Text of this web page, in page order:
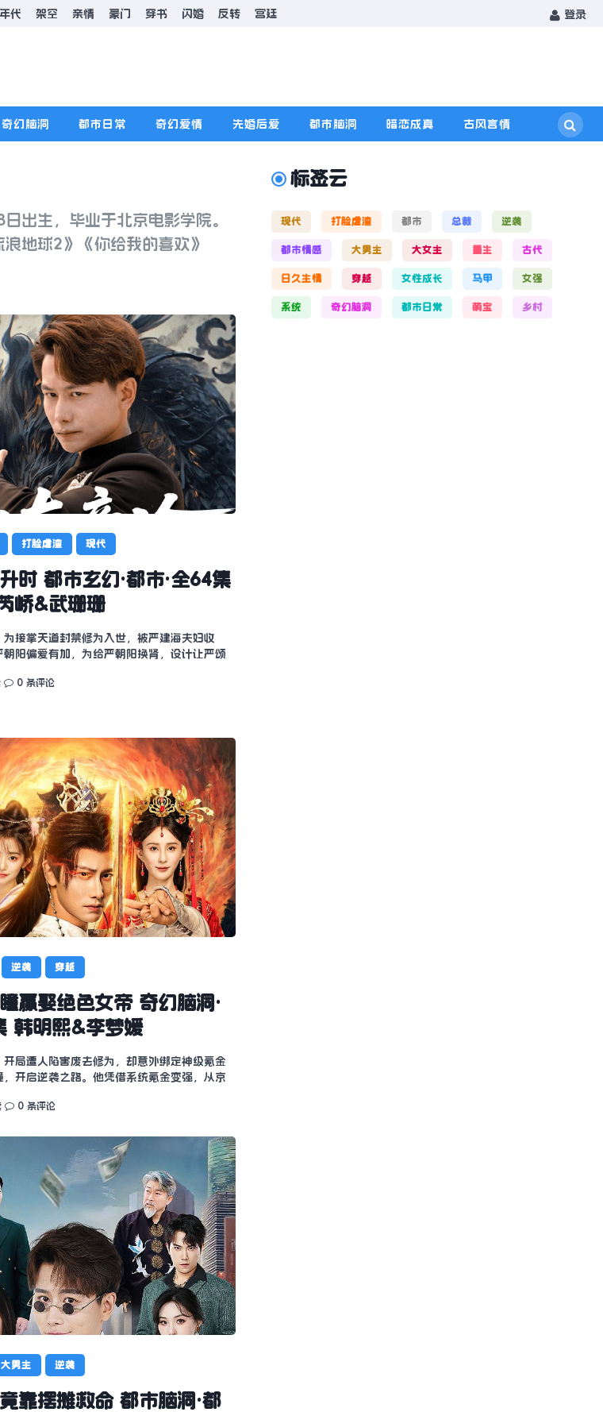
年代 架空 亲情 豪门 穿书 闪婚 反转 宫廷 登录
奇幻脑洞 都市日常 奇幻爱情 先婚后爱 都市脑洞 暗恋成真 古风言情
出生，毕业于北京电影学院。
地球2》《你给我的喜欢》
打脸虐渣 现代
时 都市玄幻·都市·全64集
峤&武珊珊
接掌天道封禁修为入世，被严建海夫妇收
阳偏爱有加，为给严朝阳换肾，设计让严颂
0 条评论
逆袭 穿越
赢娶绝色女帝 奇幻脑洞·
韩明熙&李梦媛
开局遭人陷害废去修为，却意外绑定神级氪金
开启逆袭之路。他凭借系统氪金变强，从京
0 条评论
大男主 逆袭
靠摆摊救命 都市脑洞·都
标签云
现代 打脸虐渣 都市 总裁 逆袭
都市情感 大男主 大女主 重生 古代
日久生情 穿越 女性成长 马甲 女强
系统 奇幻脑洞 都市日常 萌宝 乡村